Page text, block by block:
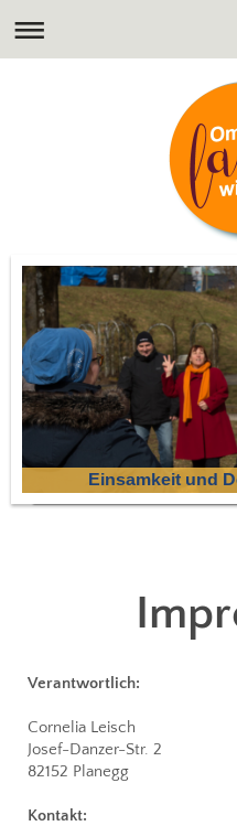
Einsamkeit und
Verantwortlich:
Cornelia Leisch
Josef-Danzer-Str. 2
82152 Planegg
Kontakt: